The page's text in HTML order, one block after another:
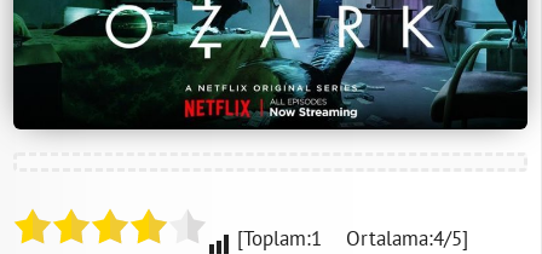
[Toplam:1 Ortalama:4/5]